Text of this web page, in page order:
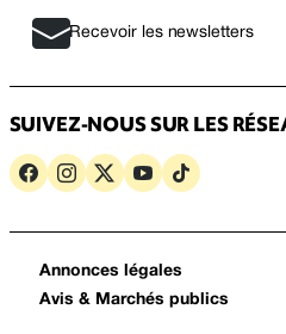
Recevoir les newsletters
SUIVEZ-NOUS SUR LES
Annonces légales
Avis & Marchés publics